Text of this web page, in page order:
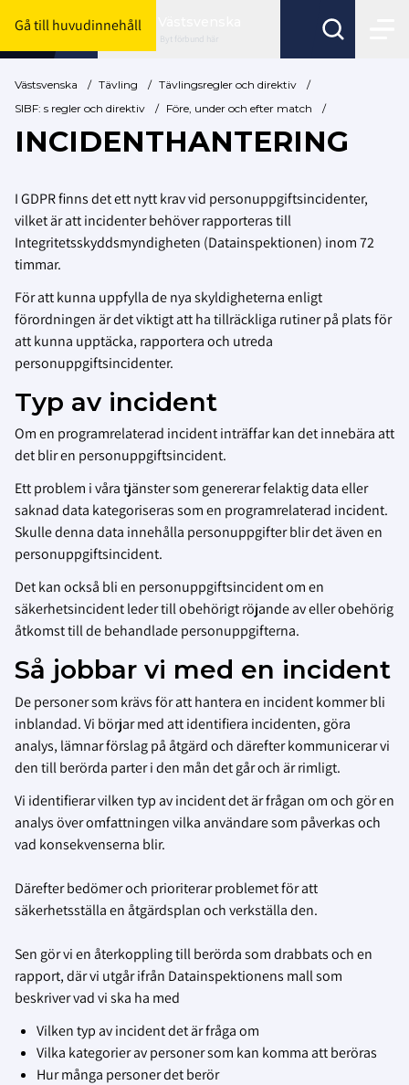
Gå till huvudinnehåll
Byt förbund här
Västsvenska / Tävling / Tävlingsregler och direktiv
/
SIBF: s regler och direktiv
/ Före, under och efter match /
INCIDENTHANTERING
I GDPR finns det ett nytt krav vid personuppgiftsincidenter,
vilket är att incidenter behöver rapporteras till
Integritetsskyddsmyndigheten (Datainspektionen) inom 72
timmar.
För att kunna uppfylla de nya skyldigheterna enligt
förordningen är det viktigt att ha tillräckliga rutiner på plats för
att kunna upptäcka, rapportera och utreda
personuppgiftsincidenter.
Typ av incident
Om en programrelaterad incident inträffar kan det innebära att
det blir en personuppgiftsincident.
Ett problem i våra tjänster som genererar felaktig data eller
saknad data kategoriseras som en programrelaterad incident.
Skulle denna data innehålla personuppgifter blir det även en
personuppgiftsincident.
Det kan också bli en personuppgiftsincident om en
säkerhetsincident leder till obehörigt röjande av eller obehörig
åtkomst till de behandlade personuppgifterna.
Så jobbar vi med en incident
De personer som krävs för att hantera en incident kommer bli
inblandad. Vi börjar med att identifiera incidenten, göra
analys, lämnar förslag på åtgärd och därefter kommunicerar vi
den till berörda parter i den mån det går och är rimligt.
Vi identifierar vilken typ av incident det är frågan om och gör en
analys över omfattningen vilka användare som påverkas och
vad konsekvenserna blir.
Därefter bedömer och prioriterar problemet för att
säkerhetsställa en åtgärdsplan och verkställa den.
Sen gör vi en återkoppling till berörda som drabbats och en
rapport, där vi utgår ifrån Datainspektionens mall som
beskriver vad vi ska ha med
Vilken typ av incident det är fråga om
Vilka kategorier av personer som kan komma att beröras
Hur många personer det berör